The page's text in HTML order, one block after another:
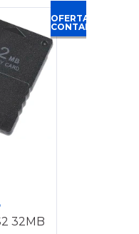
OFERTA
CONTADO
32MB